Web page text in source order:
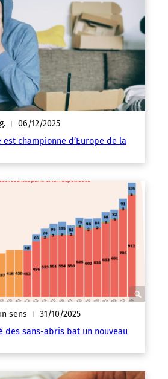
| 06/12/2025
est championne d’Europe de la
sens | 31/10/2025
des sans-abris bat un nouveau